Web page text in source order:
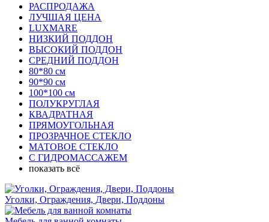
РАСПРОДАЖА
ЛУЧШАЯ ЦЕНА
LUXMARE
НИЗКИЙ ПОДДОН
ВЫСОКИЙ ПОДДОН
СРЕДНИЙ ПОДДОН
80*80 см
90*90 см
100*100 см
ПОЛУКРУГЛАЯ
КВАДРАТНАЯ
ПРЯМОУГОЛЬНАЯ
ПРОЗРАЧНОЕ СТЕКЛО
МАТОВОЕ СТЕКЛО
С ГИДРОМАССАЖЕМ
показать всё
Уголки, Ограждения, Двери, Поддоны